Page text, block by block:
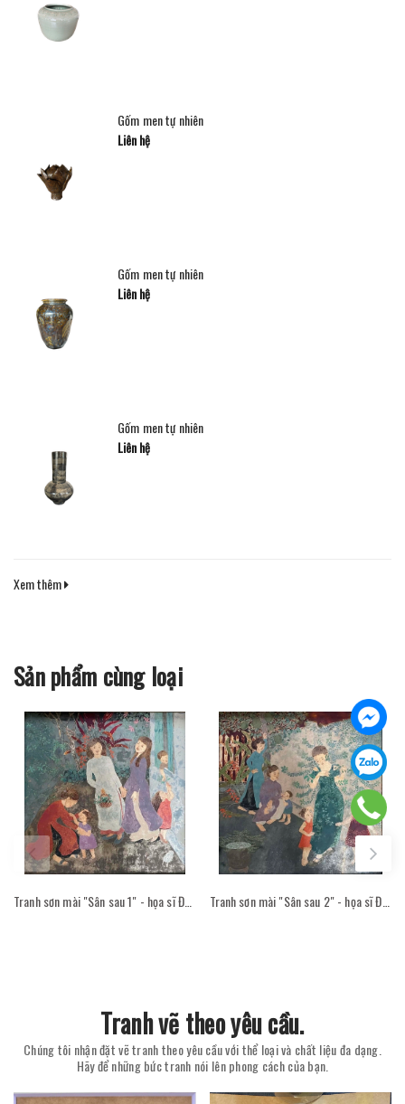
Gốm men tự nhiên
Liên hệ
Gốm men tự nhiên
Liên hệ
Gốm men tự nhiên
Liên hệ
Xem thêm
Sản phẩm cùng loại
Tranh vẽ theo yêu cầu.
Chúng tôi nhận đặt vẽ tranh theo yêu cầu với thể loại và chất liệu đa dạng.
Hãy để những bức tranh nói lên phong cách của bạn.